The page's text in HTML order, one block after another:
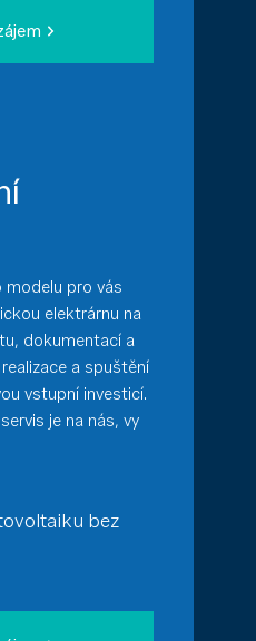
modelu pro vás
elektrárnu na
dokumentací a
a spuštění
vstupní investicí.
je na nás, vy
bez